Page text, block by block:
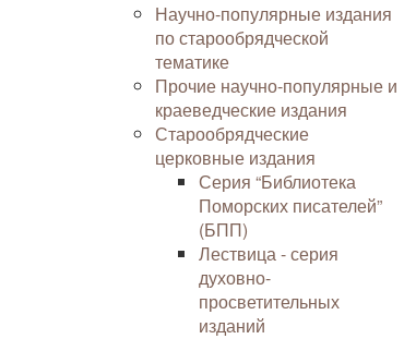
Научно-популярные издания
по старообрядческой
тематике
Прочие научно-популярные и
краеведческие издания
Старообрядческие
церковные издания
Серия “Библиотека
Поморских писателей”
(БПП)
Лествица - серия
духовно-
просветительных
изданий